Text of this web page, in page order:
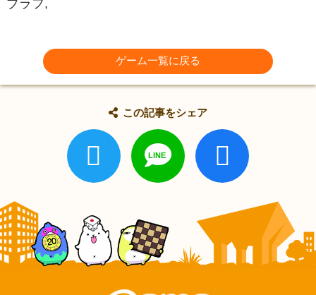
ブラフ,
ゲーム一覧に戻る
この記事をシェア